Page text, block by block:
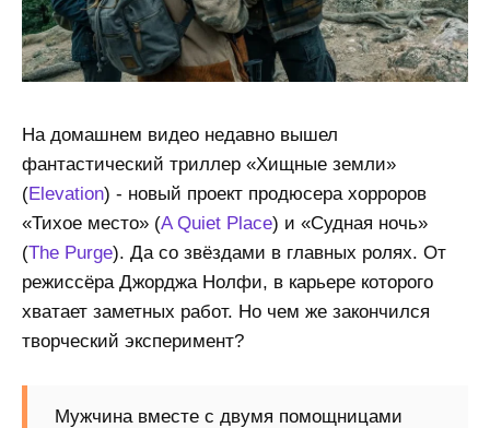
На домашнем видео недавно вышел
фантастический триллер «Хищные земли»
(Elevation) - новый проект продюсера хорроров
«Тихое место» (A Quiet Place) и «Судная ночь»
(The Purge). Да со звёздами в главных ролях. От
режиссёра Джорджа Нолфи, в карьере которого
хватает заметных работ. Но чем же закончился
творческий эксперимент?
Мужчина вместе с двумя помощницами